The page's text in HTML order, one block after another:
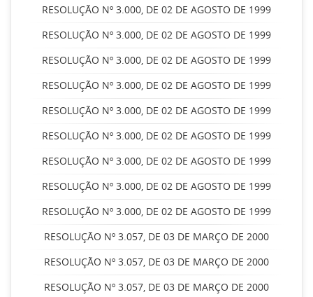
RESOLUÇÃO Nº 3.000, DE 02 DE AGOSTO DE 1999
RESOLUÇÃO Nº 3.000, DE 02 DE AGOSTO DE 1999
RESOLUÇÃO Nº 3.000, DE 02 DE AGOSTO DE 1999
RESOLUÇÃO Nº 3.000, DE 02 DE AGOSTO DE 1999
RESOLUÇÃO Nº 3.000, DE 02 DE AGOSTO DE 1999
RESOLUÇÃO Nº 3.000, DE 02 DE AGOSTO DE 1999
RESOLUÇÃO Nº 3.000, DE 02 DE AGOSTO DE 1999
RESOLUÇÃO Nº 3.000, DE 02 DE AGOSTO DE 1999
RESOLUÇÃO Nº 3.000, DE 02 DE AGOSTO DE 1999
RESOLUÇÃO Nº 3.057, DE 03 DE MARÇO DE 2000
RESOLUÇÃO Nº 3.057, DE 03 DE MARÇO DE 2000
RESOLUÇÃO Nº 3.057, DE 03 DE MARÇO DE 2000